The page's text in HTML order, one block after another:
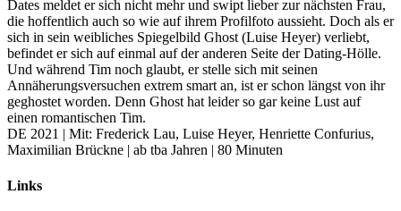
Dates meldet er sich nicht mehr und swipt lieber zur nächsten Frau,
die hoffentlich auch so wie auf ihrem Profilfoto aussieht. Doch als er
sich in sein weibliches Spiegelbild Ghost (Luise Heyer) verliebt,
befindet er sich auf einmal auf der anderen Seite der Dating-Hölle.
Und während Tim noch glaubt, er stelle sich mit seinen
Annäherungsversuchen extrem smart an, ist er schon längst von ihr
geghostet worden. Denn Ghost hat leider so gar keine Lust auf
einen romantischen Tim.
DE 2021 | Mit: Frederick Lau, Luise Heyer, Henriette Confurius,
Maximilian Brückne | ab tba Jahren | 80 Minuten
Links